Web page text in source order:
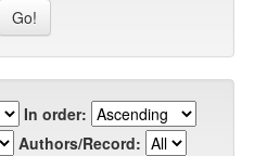
In order:
Authors/Record: